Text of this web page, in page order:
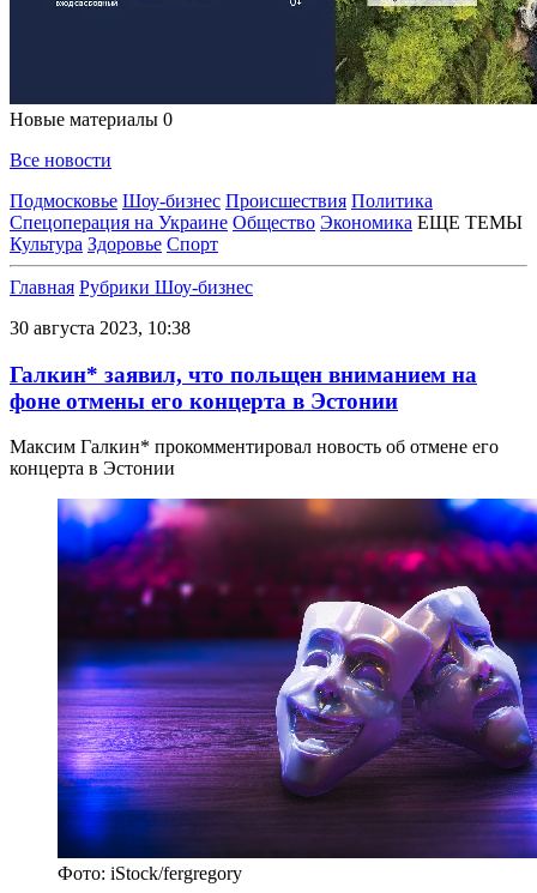
Новые материалы 0
Все новости
Подмосковье Шоу-бизнес Происшествия Политика
Спецоперация на Украине Общество Экономика ЕЩЕ ТЕМЫ
Культура Здоровье Спорт
Главная Рубрики Шоу-бизнес
30 августа 2023, 10:38
Галкин* заявил, что польщен вниманием на
фоне отмены его концерта в Эстонии
Максим Галкин* прокомментировал новость об отмене его
концерта в Эстонии
Фото: iStock/fergregory